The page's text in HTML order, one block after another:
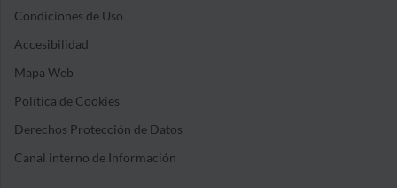
Condiciones de Uso
Accesibilidad
Mapa Web
Política de Cookies
Derechos Protección de Datos
Canal interno de Información